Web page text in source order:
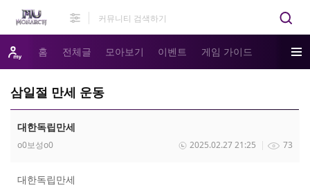
홈 전체글 모아보기 이벤트 게임 가이드
삼일절 만세 운동
대한독립만세
o0보성o0 73
2025.02.27 21:25
대한독립만세